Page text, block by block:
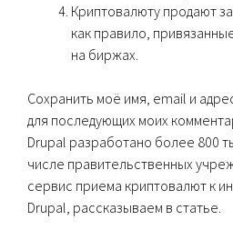
Криптовалюту продают
как правило,
на биржах.
Сохранить моё имя, email и
для последующих моих
Drupal разработано более 800
числе правительственных
сервис приема криптовалют к
Drupal, рассказываем в статье.